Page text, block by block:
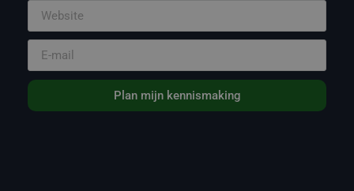
Plan mijn kennismaking